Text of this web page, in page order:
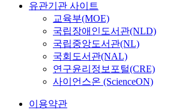
유관기관 사이트
교육부(MOE)
국립장애인도서관(NLD)
국립중앙도서관(NL)
국회도서관(NAL)
연구윤리정보포털(CRE)
사이언스온 (ScienceON)
이용약관